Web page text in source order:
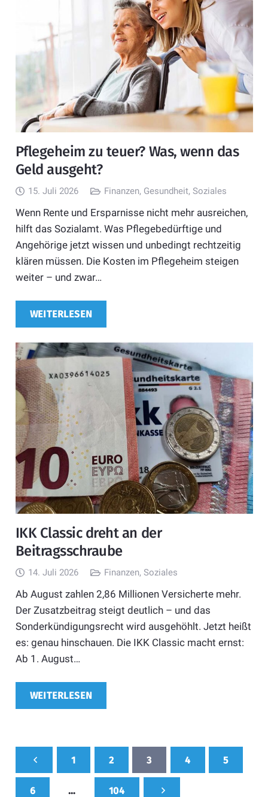
Pflegeheim zu teuer? Was, wenn das
Geld ausgeht?
15. Juli 2026 Finanzen, Gesundheit,Soziales
Wenn Rente und Ersparnisse nicht mehr ausreichen,
hilft das Sozialamt. Was Pflegebedürftige und
Angehörige jetzt wissen und unbedingt rechtzeitig
klären müssen. Die Kosten im Pflegeheim steigen
weiter – und zwar…
WEITERLESEN
IKK Classic dreht an der
Beitragsschraube
14. Juli 2026 Finanzen,Soziales
Ab August zahlen 2,86 Millionen Versicherte mehr.
Der Zusatzbeitrag steigt deutlich – und das
Sonderkündigungsrecht wird ausgehöhlt. Jetzt heißt
es: genau hinschauen. Die IKK Classic macht ernst:
Ab 1. August…
WEITERLESEN
1 2 3 4 5
6 … 104